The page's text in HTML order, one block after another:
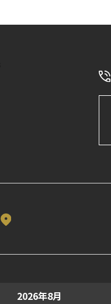
2026年8月